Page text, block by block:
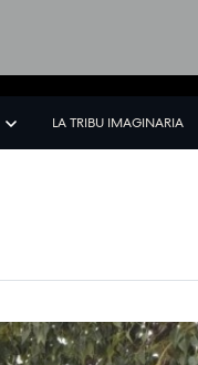
LA TRIBU IMAGINARIA